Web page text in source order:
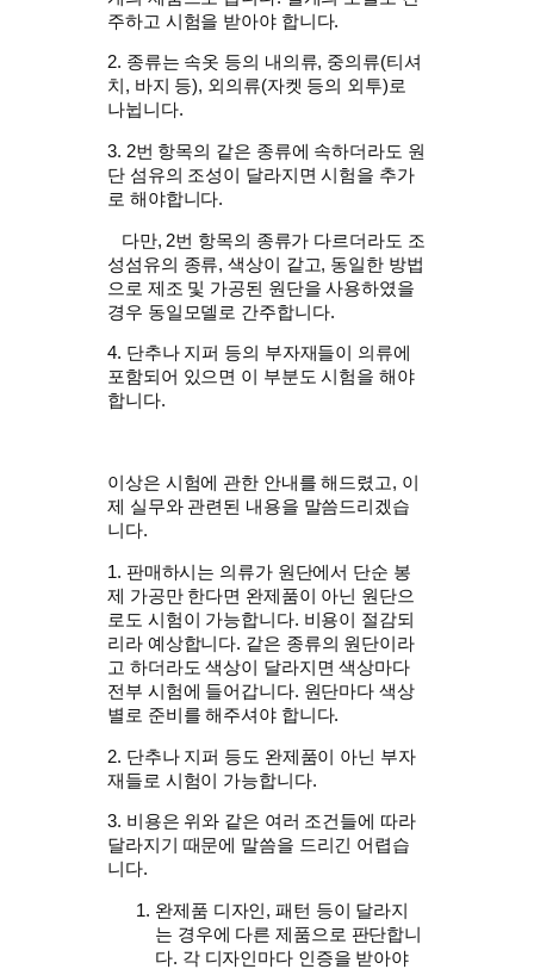
주하고 시험을 받아야 합니다.
2. 종류는 속옷 등의 내의류, 중의류(티셔
치, 바지 등), 외의류(자켓 등의 외투)로
나뉩니다.
3. 2번 항목의 같은 종류에 속하더라도 원
단 섬유의 조성이 달라지면 시험을 추가
로 해야합니다.
다만, 2번 항목의 종류가 다르더라도 조
성섬유의 종류, 색상이 같고, 동일한 방법
으로 제조 및 가공된 원단을 사용하였을
경우 동일모델로 간주합니다.
4. 단추나 지퍼 등의 부자재들이 의류에
포함되어 있으면 이 부분도 시험을 해야
합니다.
이상은 시험에 관한 안내를 해드렸고, 이
제 실무와 관련된 내용을 말씀드리겠습
니다.
1. 판매하시는 의류가 원단에서 단순 봉
제 가공만 한다면 완제품이 아닌 원단으
로도 시험이 가능합니다. 비용이 절감되
리라 예상합니다. 같은 종류의 원단이라
고 하더라도 색상이 달라지면 색상마다
전부 시험에 들어갑니다. 원단마다 색상
별로 준비를 해주셔야 합니다.
2. 단추나 지퍼 등도 완제품이 아닌 부자
재들로 시험이 가능합니다.
3. 비용은 위와 같은 여러 조건들에 따라
달라지기 때문에 말씀을 드리긴 어렵습
니다.
완제품 디자인, 패턴 등이 달라지
는 경우에 다른 제품으로 판단합니
다. 각 디자인마다 인증을 받아야